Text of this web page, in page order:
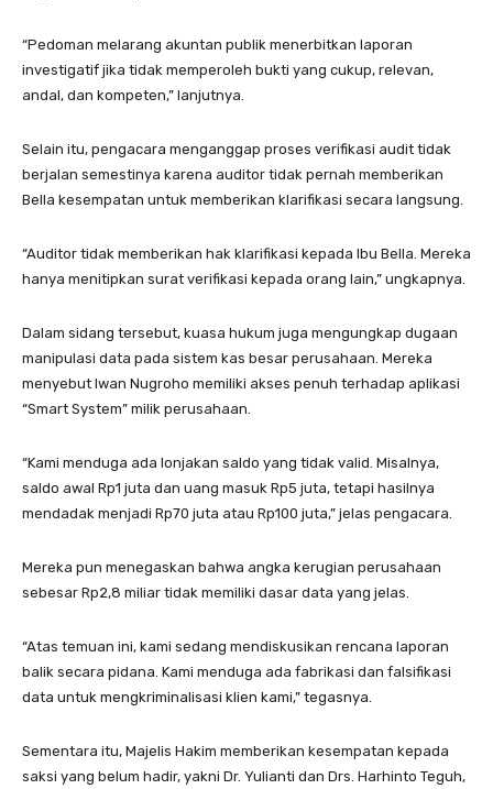
“Pedoman melarang akuntan publik menerbitkan laporan
investigatif jika tidak memperoleh bukti yang cukup, relevan,
andal, dan kompeten,” lanjutnya.
Selain itu, pengacara menganggap proses verifikasi audit tidak
berjalan semestinya karena auditor tidak pernah memberikan
Bella kesempatan untuk memberikan klarifikasi secara langsung.
“Auditor tidak memberikan hak klarifikasi kepada Ibu Bella. Mereka
hanya menitipkan surat verifikasi kepada orang lain,” ungkapnya.
Dalam sidang tersebut, kuasa hukum juga mengungkap dugaan
manipulasi data pada sistem kas besar perusahaan. Mereka
menyebut Iwan Nugroho memiliki akses penuh terhadap aplikasi
“Smart System” milik perusahaan.
“Kami menduga ada lonjakan saldo yang tidak valid. Misalnya,
saldo awal Rp1 juta dan uang masuk Rp5 juta, tetapi hasilnya
mendadak menjadi Rp70 juta atau Rp100 juta,” jelas pengacara.
Mereka pun menegaskan bahwa angka kerugian perusahaan
sebesar Rp2,8 miliar tidak memiliki dasar data yang jelas.
“Atas temuan ini, kami sedang mendiskusikan rencana laporan
balik secara pidana. Kami menduga ada fabrikasi dan falsifikasi
data untuk mengkriminalisasi klien kami,” tegasnya.
Sementara itu, Majelis Hakim memberikan kesempatan kepada
saksi yang belum hadir, yakni Dr. Yulianti dan Drs. Harhinto Teguh,